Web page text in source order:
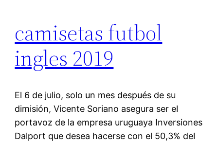
camisetas futbol
ingles 2019
El 6 de julio, solo un mes después de su
dimisión, Vicente Soriano asegura ser el
portavoz de la empresa uruguaya Inversiones
Dalport que desea hacerse con el 50,3% del